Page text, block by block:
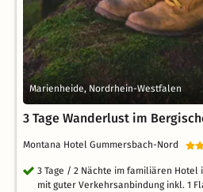
Marienheide, Nordrhein-Westfalen
3 Tage Wanderlust im
Montana Hotel Gummersbach-Nord
3 Tage / 2 Nächte im familiären Hotel
mit guter Verkehrsanbindung inkl. 1